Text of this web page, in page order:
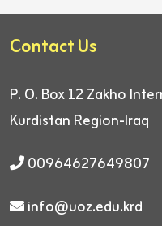
Contact Us
P. O. Box 12 Zakho
Kurdistan Region-Iraq
00964627649807
info@uoz.edu.krd